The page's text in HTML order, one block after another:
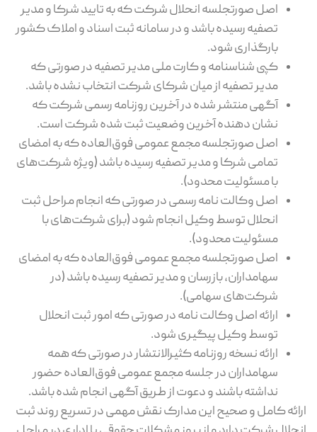
اصل صورتجلسه انحلال شرکت که به تایید شرکا و مدیر
تصفیه رسیده باشد و در سامانه ثبت اسناد و املاک کشور
بارگذاری شود.
کپی شناسنامه و کارت ملی مدیر تصفیه در صورتی که
مدیر تصفیه از میان شرکای شرکت انتخاب نشده باشد.
آگهی منتشر شده در آخرین روزنامه رسمی شرکت که
نشان‌ دهنده آخرین وضعیت ثبت‌ شده شرکت است.
اصل صورتجلسه مجمع عمومی فوق‌العاده که به امضای
تمامی شرکا و مدیر تصفیه رسیده باشد (ویژه شرکت‌های
با مسئولیت محدود).
اصل وکالت‌ نامه رسمی در صورتی که انجام مراحل ثبت
انحلال توسط وکیل انجام شود (برای شرکت‌های با
مسئولیت محدود).
اصل صورتجلسه مجمع عمومی فوق‌العاده که به امضای
سهامداران، بازرسان و مدیر تصفیه رسیده باشد (در
شرکت‌های سهامی).
ارائه اصل وکالت‌ نامه در صورتی که امور ثبت انحلال
توسط وکیل پیگیری شود.
ارائه نسخه روزنامه کثیرالانتشار در صورتی که همه
سهامداران در جلسه مجمع عمومی فوق‌العاده حضور
نداشته باشند و دعوت از طریق آگهی انجام شده باشد.
ارائه کامل و صحیح این مدارک نقش مهمی در تسریع روند ثبت